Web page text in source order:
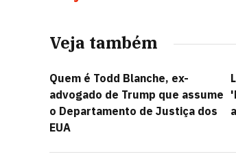
Veja também
Quem é Todd Blanche, ex-
advogado de Trump que assume
o Departamento de Justiça dos
EUA